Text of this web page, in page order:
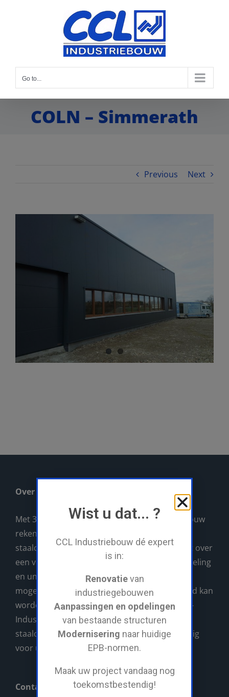
Go to...
COLN – Simmerath
Previous Next
Over CCL
Met 30 jaar ervaring, kan u op CCL-Industriebouw
rekenen als uw rendabele partner voor al uw
staalconstructies. CCL-Industriebouw beschikt over
een volledig eigen machinepark, atelier, lasafdeling
en unieke servicewagen waarmee ALLES wat
mogelijk nodig is direct op de werf gerealiseerd kan
worden. Voor grote en kleine projecten is CCL-
Industriebouw uw aangewezen partner in
staalconstructies. Wij verzorgen alles vakkundig
voor u!
Contact
Wist u dat... ?
CCL Industriebouw dé expert
is in:
Renovatievan
industriegebouwen
Aanpassingen en opdelingen
van bestaande structuren
Modernisering naar huidige
EPB-normen.
Maak uw project vandaag nog
toekomstbestendig!